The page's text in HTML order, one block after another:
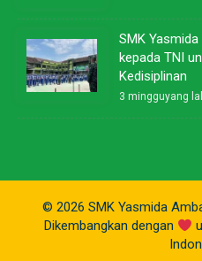
SMK
kepada TNI
Kedisiplinan
3 mingguyang
© 2026 SMK Yasmida
Dikembangkan dengan